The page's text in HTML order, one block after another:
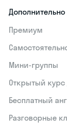
Дополнительно
Премиум
Мини-группы
Открытый курс
Бесплатный
Разговорные